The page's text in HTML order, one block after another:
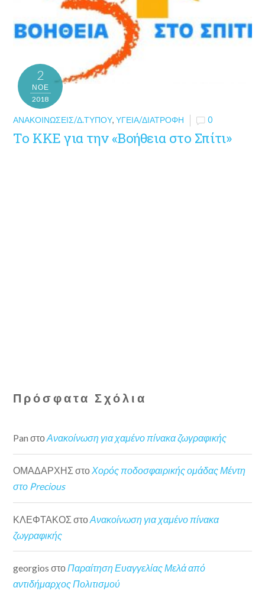
2
ΝΟΈ
2018
ΑΝΑΚΟΙΝΏΣΕΙΣ/Δ.ΤΎΠΟΥ,ΥΓΕΊΑ/ΔΙΑΤΡΟΦΉ 0
Το ΚΚΕ για την «Βοήθεια στο Σπίτι»
Πρόσφατα Σχόλια
Pan στοΑνακοίνωση για χαμένο πίνακα ζωγραφικής
ΟΜΑΔΑΡΧΗΣ στοΧορός ποδοσφαιρικής ομάδας Μέντη
στο Precious
ΚΛΕΦΤΑΚΟΣ στοΑνακοίνωση για χαμένο πίνακα
ζωγραφικής
georgios στοΠαραίτηση Ευαγγελίας Μελά από
αντιδήμαρχος Πολιτισμού